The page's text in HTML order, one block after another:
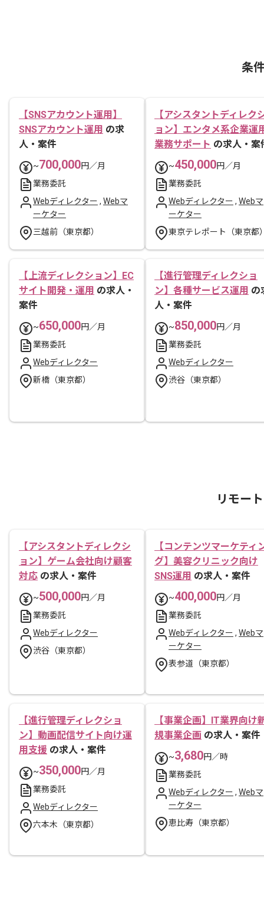
条
【SNSアカウント運用】
SNSアカウント運用 の求
人・案件
~700,000円／月
業務委託
Webディレクター , Webマ
ーケター
三越前（東京都）
【アシスタントディレク
ョン】エンタメ系企業運
業務サポート の求人・案
~450,000円／月
業務委託
Webディレクター , Webマ
ーケター
東京テレポート（東京都
【上流ディレクション】EC
サイト開発・運用 の求人・
案件
~650,000円／月
業務委託
Webディレクター
新橋（東京都）
【進行管理ディレクショ
ン】各種サービス運用 の
人・案件
~850,000円／月
業務委託
Webディレクター
渋谷（東京都）
リモー
【アシスタントディレクシ
ョン】ゲーム会社向け顧客
対応 の求人・案件
~500,000円／月
業務委託
Webディレクター
渋谷（東京都）
【コンテンツマーケティ
グ】美容クリニック向け
SNS運用 の求人・案件
~400,000円／月
業務委託
Webディレクター , Webマ
ーケター
表参道（東京都）
【進行管理ディレクショ
ン】動画配信サイト向け運
用支援 の求人・案件
~350,000円／月
業務委託
Webディレクター
六本木（東京都）
【事業企画】IT業界向け
規事業企画 の求人・案件
~3,680円／時
業務委託
Webディレクター , Webマ
ーケター
恵比寿（東京都）